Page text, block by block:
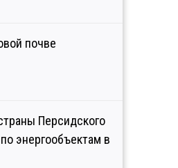
почве
Персидского
энергообъектам в